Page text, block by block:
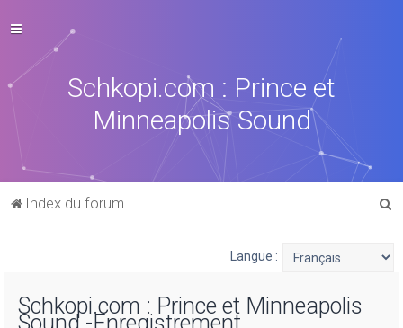
Schkopi.com : Prince et
Minneapolis Sound
Index du forum
Langue :
Schkopi.com : Prince et Minneapolis
Sound -Enregistrement